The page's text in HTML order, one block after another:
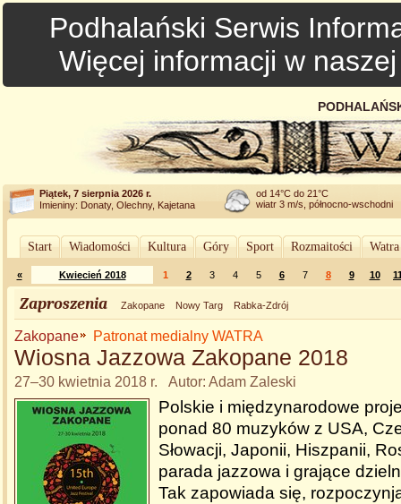
Podhalański Serwis
Więcej informacji w
Piątek, 7 sierpnia 2026 r.
Imieniny: Donaty, Olechny, Kajetana
od 14°C do 21°C
wiatr 3 m/s, północno-wschodni
Start Wiadomości Kultura Góry Sport Rozmaitości
« Kwiecień 2018 1 2 3 4 5 6 7 8 9 10
Zaproszenia Zakopane Nowy Targ Rabka-Zdrój
Zakopane Patronat medialny WATRA
Wiosna Jazzowa Zakopane 2018
27–30 kwietnia 2018 r. Autor: Adam Zaleski
Polskie i międzynarodowe
ponad 80 muzyków z USA,
Słowacji, Japonii, Hiszpanii,
parada jazzowa i grające
Tak zapowiada się,